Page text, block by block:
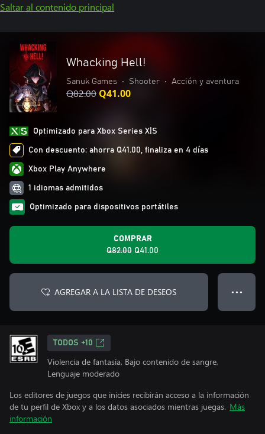
Saltar al contenido principal
Whacking Hell!
Sanuk Games • Shooter • Acción y aventura
Q82.00 Q41.00
Optimizado para Xbox Series X|S
Con descuento: ahorra Q41.00, finaliza en 4 días
Xbox Play Anywhere
1 idiomas admitidos
Optimizado para dispositivos portátiles
COMPRAR
Q82.00 Q41.00
AGREGAR A LA LISTA DE DESEOS ● ● ●
TODOS +10
Violencia de fantasía, Bajo contenido de sangre,
Lenguaje moderado
Los editores de juegos que inicies recibirán acceso a la información
de tu perfil de Xbox y a los datos asociados mientras juegas. Más
información